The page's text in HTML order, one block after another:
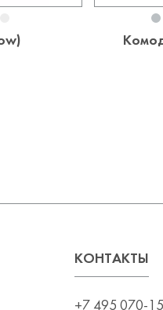
КОНТАКТЫ
+7 495 070-